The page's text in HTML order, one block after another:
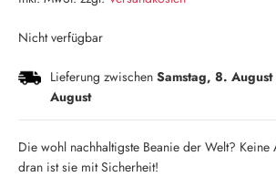
Nicht verfügbar
Lieferung zwischen Samstag, 8. August
August
Die wohl nachhaltigste Beanie der Welt? Keine
dran ist sie mit Sicherheit!